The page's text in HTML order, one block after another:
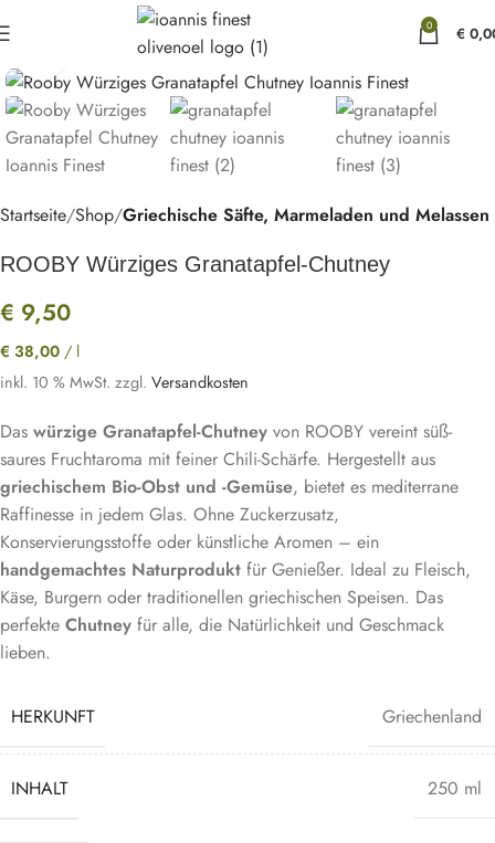
0 €
Bild vergößern
Startseite Shop Griechische Säfte, Marmeladen und Melassen
ROOBY Würziges Granatapfel-Chutney
€ 9,50
€ 38,00 / l
inkl. 10 % MwSt. zzgl. Versandkosten
Das würzige Granatapfel-Chutney von ROOBY vereint süß-
saures Fruchtaroma mit feiner Chili-Schärfe. Hergestellt aus
griechischem Bio-Obst und -Gemüse, bietet es mediterrane
Raffinesse in jedem Glas. Ohne Zuckerzusatz,
Konservierungsstoffe oder künstliche Aromen – ein
handgemachtes Naturprodukt für Genießer. Ideal zu Fleisch,
Käse, Burgern oder traditionellen griechischen Speisen. Das
perfekte Chutney für alle, die Natürlichkeit und Geschmack
lieben.
HERKUNFT Griechenland
INHALT 250 ml